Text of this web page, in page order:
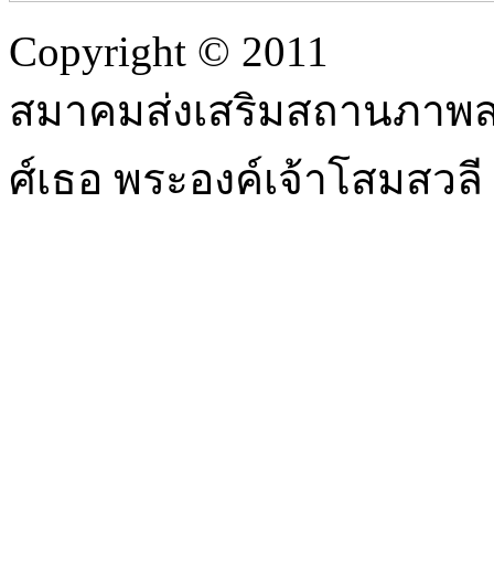
Copyright © 2011
สมาคมส่งเสริมสถานภาพ
ศ์เธอ พระองค์เจ้าโสมส